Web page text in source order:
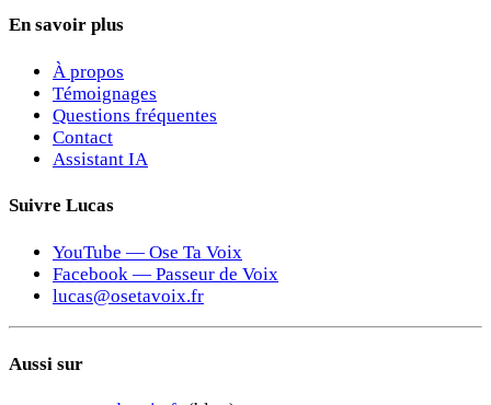
En savoir plus
À propos
Témoignages
Questions fréquentes
Contact
Assistant IA
Suivre Lucas
YouTube — Ose Ta Voix
Facebook — Passeur de Voix
lucas@osetavoix.fr
Aussi sur